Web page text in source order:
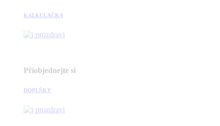
KALKULAČKA
Přiobjednejte si
DOPLŇKY